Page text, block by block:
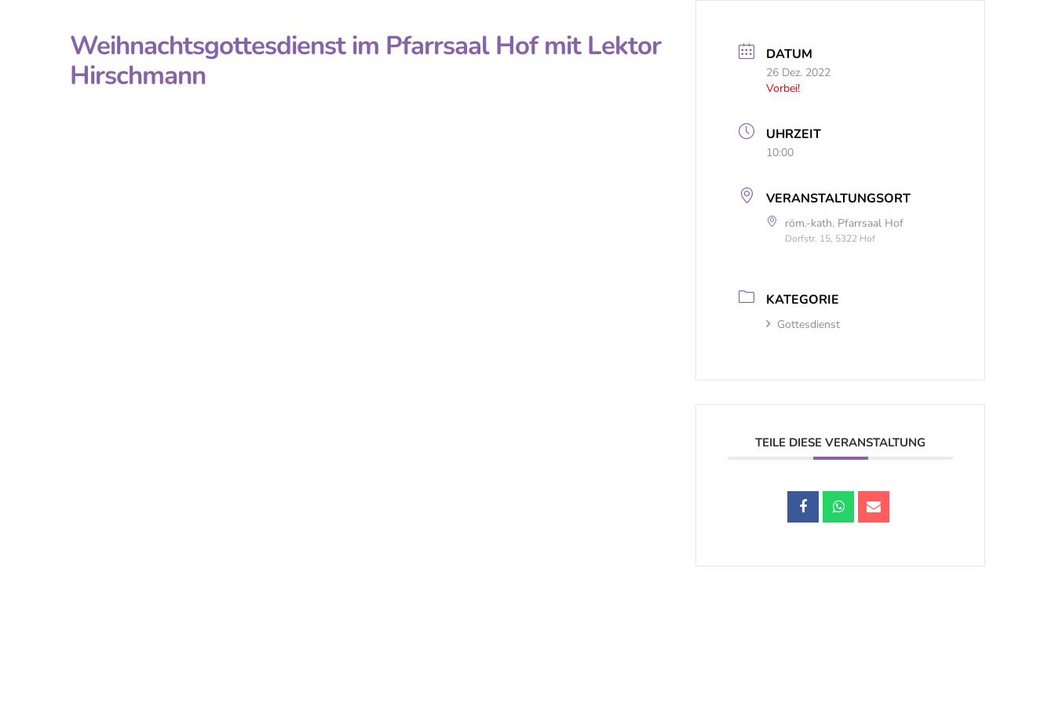
Weihnachtsgottesdienst im Pfarrsaal Hof mit Lektor
Hirschmann
DATUM
26 Dez. 2022
Vorbei!
UHRZEIT
10:00
VERANSTALTUNGSORT
röm.-kath. Pfarrsaal Hof
Dorfstr. 15, 5322 Hof
KATEGORIE
Gottesdienst
TEILE DIESE VERANSTALTUNG